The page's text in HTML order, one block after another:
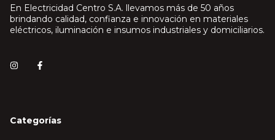
En Electricidad Centro S.A. llevamos más de 50 años
brindando calidad, confianza e innovación en materiales
eléctricos, iluminación e insumos industriales y domiciliarios.
Categorías